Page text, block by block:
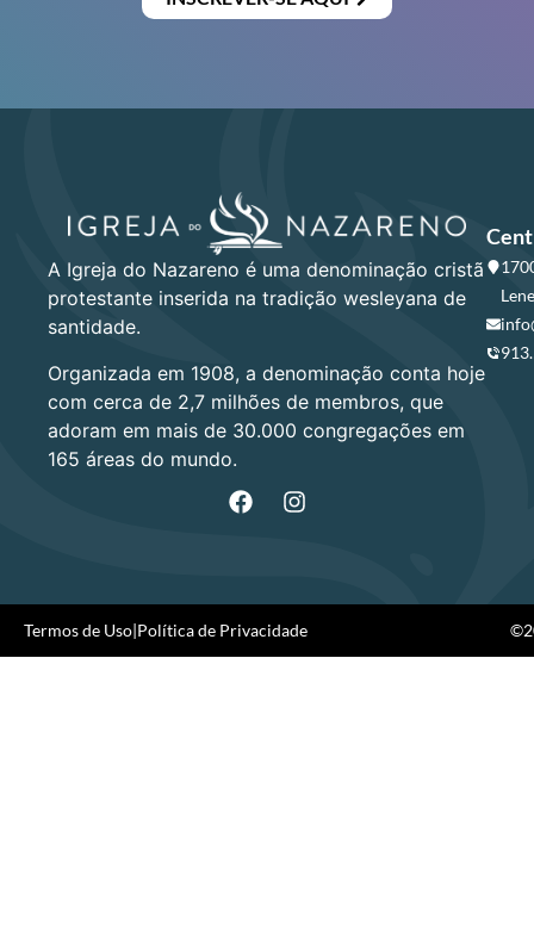
A Igreja do Nazareno é uma denominação cristã
protestante inserida na tradição wesleyana de
santidade.
Organizada em 1908, a denominação conta hoje
com cerca de 2,7 milhões de membros, que
adoram em mais de 30.000 congregações em
165 áreas do mundo.
Termos de Uso|Política de Privacidade